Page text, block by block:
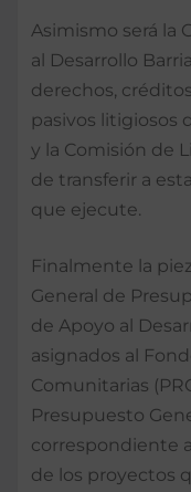
Asimismo será la
al Desarrollo
derechos,
pasivos litigiosos
y la Comisión de
de transferir a
que ejecute.
Finalmente la
General de
de Apoyo al
asignados al
Comunitarias
Presupuesto
correspondiente
de los proyectos